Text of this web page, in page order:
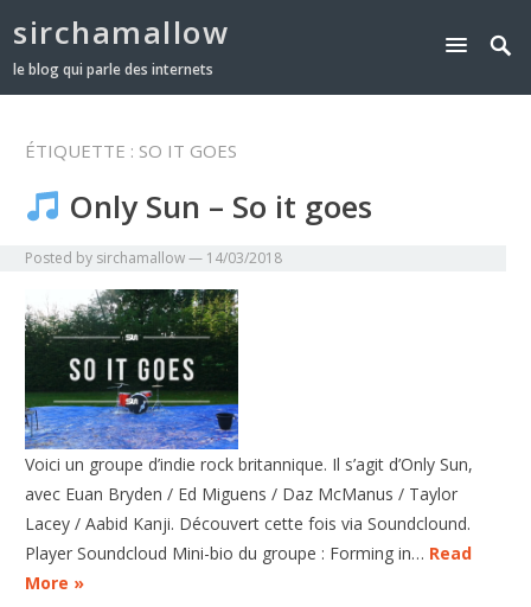
sirchamallow
le blog qui parle des internets
ÉTIQUETTE : SO IT GOES
Only Sun – So it goes
Posted by sirchamallow— 14/03/2018
Voici un groupe d’indie rock britannique. Il s’agit d’Only Sun,
avec Euan Bryden / Ed Miguens / Daz McManus / Taylor
Lacey / Aabid Kanji. Découvert cette fois via Soundclound.
Player Soundcloud Mini-bio du groupe : Forming in… Read
More »